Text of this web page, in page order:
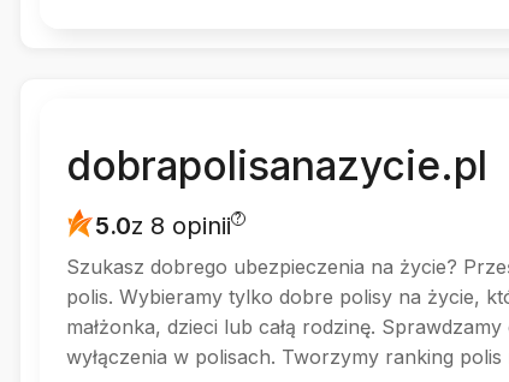
dobrapolisanazycie.pl
5.0z 8 opinii ?
Szukasz dobrego ubezpieczenia na życie?
polis. Wybieramy tylko dobre polisy na życie,
małżonka, dzieci lub całą rodzinę.
wyłączenia w polisach. Tworzymy ranking